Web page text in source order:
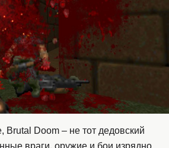
Brutal Doom – не тот дедовский